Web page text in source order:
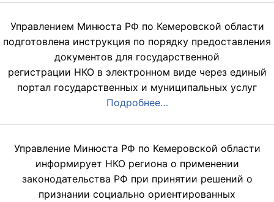
Управлением Минюста РФ по Кемеровской области
подготовлена инструкция по порядку предоставления
документов для государственной
регистрации НКО в электронном виде через единый
портал государственных и муниципальных услуг
Подробнее…
Управление Минюста РФ по Кемеровской области
информирует НКО региона о применении
законодательства РФ при принятии решений о
признании социально ориентированных